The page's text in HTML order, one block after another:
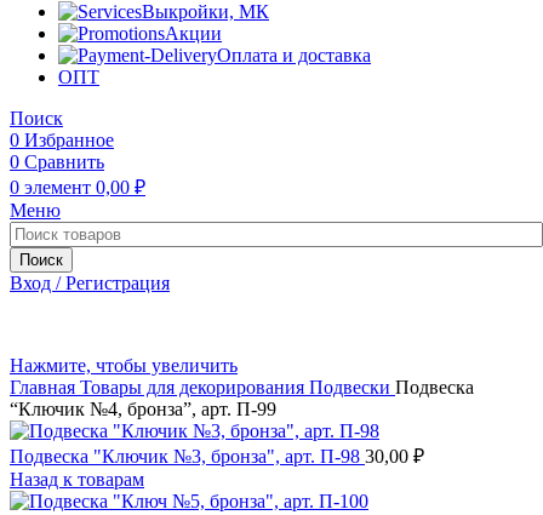
Выкройки, МК
Акции
Оплата и доставка
ОПТ
Поиск
0 Избранное
0 Сравнить
0 элемент 0,00 ₽
Меню
Поиск
Вход / Регистрация
Нажмите, чтобы увеличить
Главная Товары для декорирования Подвески Подвеска
“Ключик №4, бронза”, арт. П-99
Подвеска "Ключик №3, бронза", арт. П-98 30,00 ₽
Назад к товарам